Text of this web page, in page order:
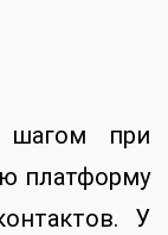
при
платформу
У